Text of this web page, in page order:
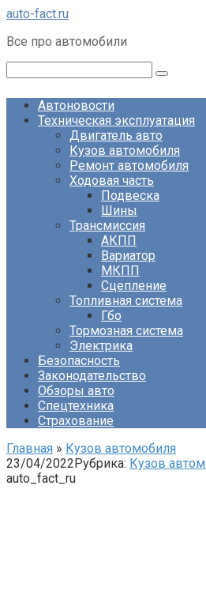
Перейти
контенту
auto-fact.ru
Все про автомобили
Автоновости
Техническая эксплуатация
Двигатель авто
Кузов автомобиля
Ремонт автомобиля
Ходовая часть
Подвеска
Шины
Трансмиссия
АКПП
Вариатор
МКПП
Сцепление
Топливная система
Гбо
Тормозная система
Электрика
Безопасность
Законодательство
Обзоры авто
Спецтехника
Страхование
Главная » Кузов автомобиля
23/04/2022Рубрика: Кузов
auto_fact_ru